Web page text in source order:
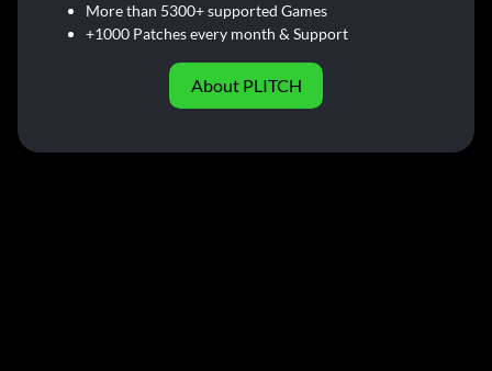
More than 5300+ supported Games
+1000 Patches every month & Support
About PLITCH